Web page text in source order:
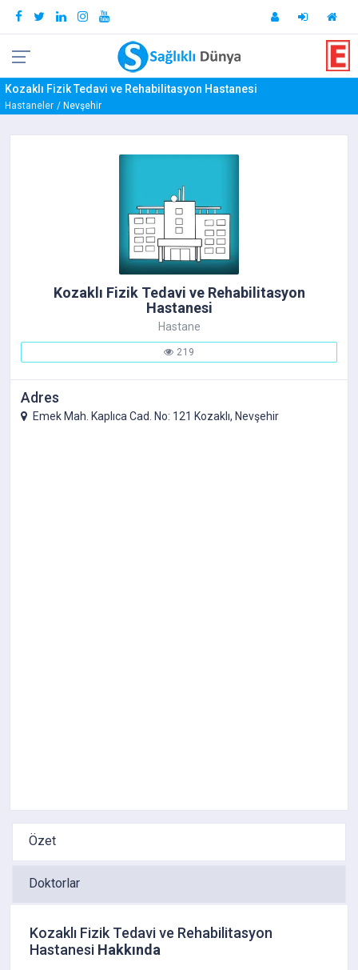
Kozaklı Fizik Tedavi ve Rehabilitasyon Hastanesi
Hastaneler Nevşehir
Kozaklı Fizik Tedavi ve Rehabilitasyon
Hastanesi
Hastane
219
Adres
Emek Mah. Kaplıca Cad. No: 121 Kozaklı, Nevşehir
Özet
Doktorlar
Kozaklı Fizik Tedavi ve Rehabilitasyon
Hastanesi Hakkında